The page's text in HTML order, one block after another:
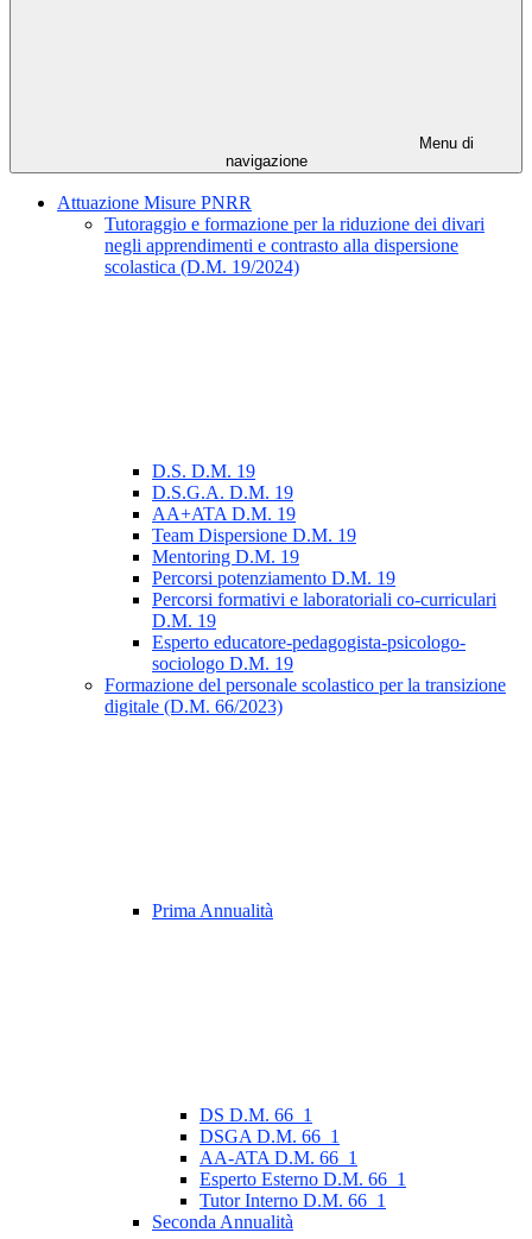
Menu di
navigazione
Attuazione Misure PNRR
Tutoraggio e formazione per la riduzione dei divari
negli apprendimenti e contrasto alla dispersione
scolastica (D.M. 19/2024)
D.S. D.M. 19
D.S.G.A. D.M. 19
AA+ATA D.M. 19
Team Dispersione D.M. 19
Mentoring D.M. 19
Percorsi potenziamento D.M. 19
Percorsi formativi e laboratoriali co-curriculari
D.M. 19
Esperto educatore-pedagogista-psicologo-
sociologo D.M. 19
Formazione del personale scolastico per la transizione
digitale (D.M. 66/2023)
Prima Annualità
DS D.M. 66_1
DSGA D.M. 66_1
AA-ATA D.M. 66_1
Esperto Esterno D.M. 66_1
Tutor Interno D.M. 66_1
Seconda Annualità